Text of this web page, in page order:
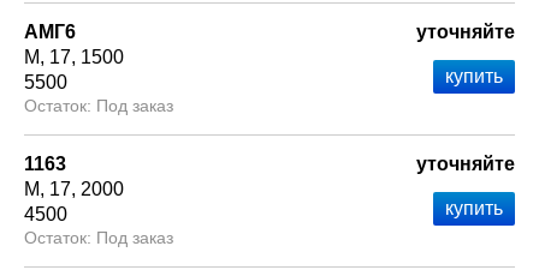
АМГ6
М
17 1500
5500
Под заказ
уточняйте
1163
М
17 2000
4500
Под заказ
уточняйте